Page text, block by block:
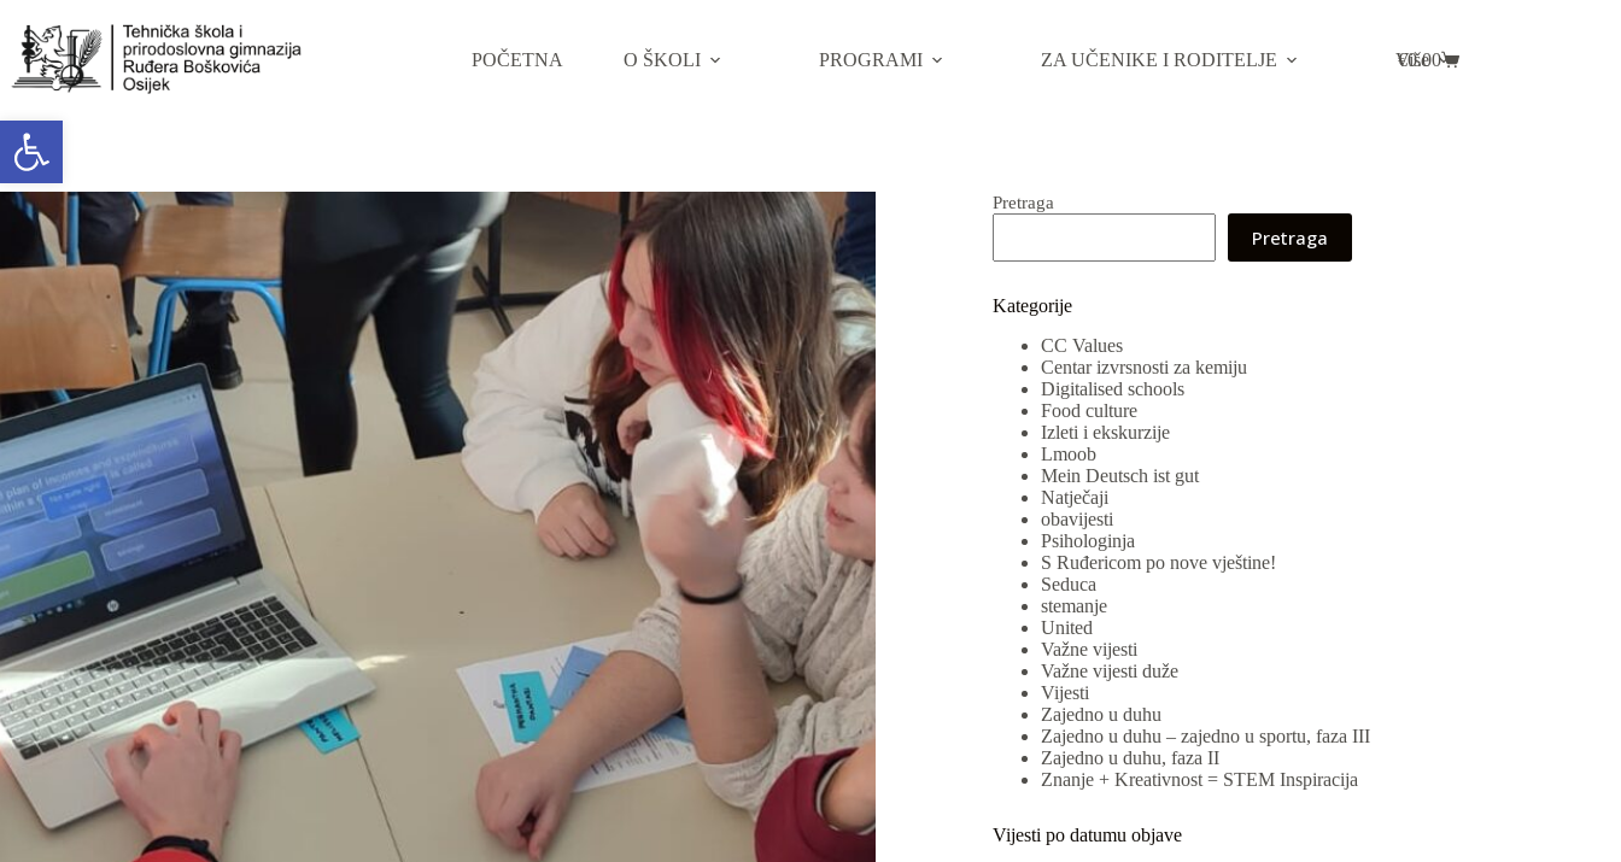
Open toolbar
POČETNA O ŠKOLI PROGRAMI ZA UČENIKE I RODITELJE Više
€0.00
Pretraga
Pretraga
Kategorije
CC Values
Centar izvrsnosti za kemiju
Digitalised schools
Food culture
Izleti i ekskurzije
Lmoob
Mein Deutsch ist gut
Natječaji
obavijesti
Psihologinja
S Ruđericom po nove vještine!
Seduca
stemanje
United
Važne vijesti
Važne vijesti duže
Vijesti
Zajedno u duhu
Zajedno u duhu – zajedno u sportu, faza III
Zajedno u duhu, faza II
Znanje + Kreativnost = STEM Inspiracija
Vijesti po datumu objave